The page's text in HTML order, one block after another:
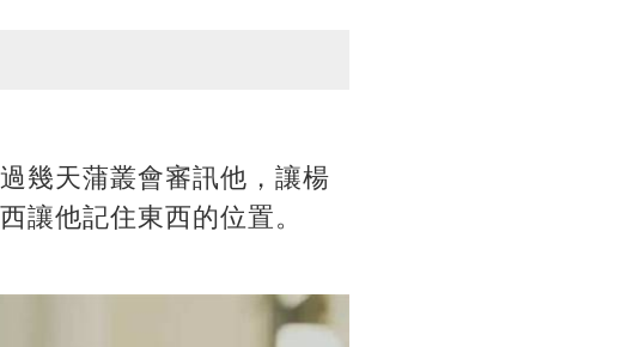
幾天蒲叢會審訊他，讓楊
讓他記住東西的位置。